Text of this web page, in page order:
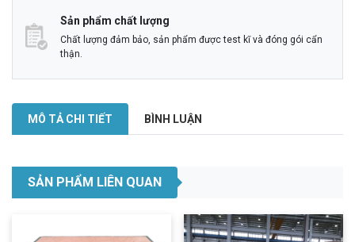
Sản phẩm chất lượng
Chất lượng đảm bảo, sản phẩm được test kĩ và đóng gói cẩn
thận.
MÔ TẢ CHI TIẾT BÌNH LUẬN
SẢN PHẨM LIÊN QUAN